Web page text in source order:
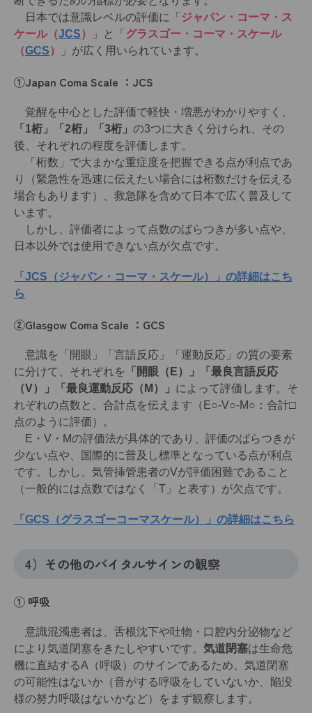
日本では意識レベルの評価に「 ジャパン・コーマ・ス
ケール（JCS） 」と「 グラスゴー・コーマ・スケール
（GCS） 」が広く用いられています。
①Japan Coma Scale ：JCS
覚醒を中心とした評価で軽快・増悪がわかりやすく、
「1桁」「2桁」「3桁」 の3つに大きく分けられ、その
後、それぞれの程度を評価します。
「桁数」で大まかな重症度を把握できる点が利点であ
り（緊急性を迅速に伝えたい場合には桁数だけを伝える
場合もあります）、救急隊を含めて日本で広く普及して
います。
しかし、評価者によって点数のばらつきが多い点や、
日本以外では使用できない点が欠点です。
「JCS（ジャパン・コーマ・スケール）」の詳細はこち
ら
②Glasgow Coma Scale ：GCS
意識を「開眼」「言語反応」「運動反応」の質の要素
に分けて、それぞれを
「開眼（E）」「最良言語反応
（V）」「最良運動反応（M）」 によって評価します。そ
れぞれの点数と、合計点を伝えます（E○-V○-M○：合計□
点のように評価）。
E・V・Mの評価法が具体的であり、評価のばらつきが
少ない点や、国際的に普及し標準となっている点が利点
です。しかし、気管挿管患者のVが評価困難であること
（一般的には点数ではなく「T」と表す）が欠点です。
「GCS（グラスゴーコーマスケール）」の詳細はこちら
4）その他のバイタルサインの観察
① 呼吸
意識混濁患者は、舌根沈下や吐物・口腔内分泌物など
により気道閉塞をきたしやすいです。 気道閉塞は生命危
機に直結するA（呼吸）のサインであるため、気道閉塞
の可能性はないか（音がする呼吸をしていないか、陥没
様の努力呼吸はないかなど）をまず観察します。